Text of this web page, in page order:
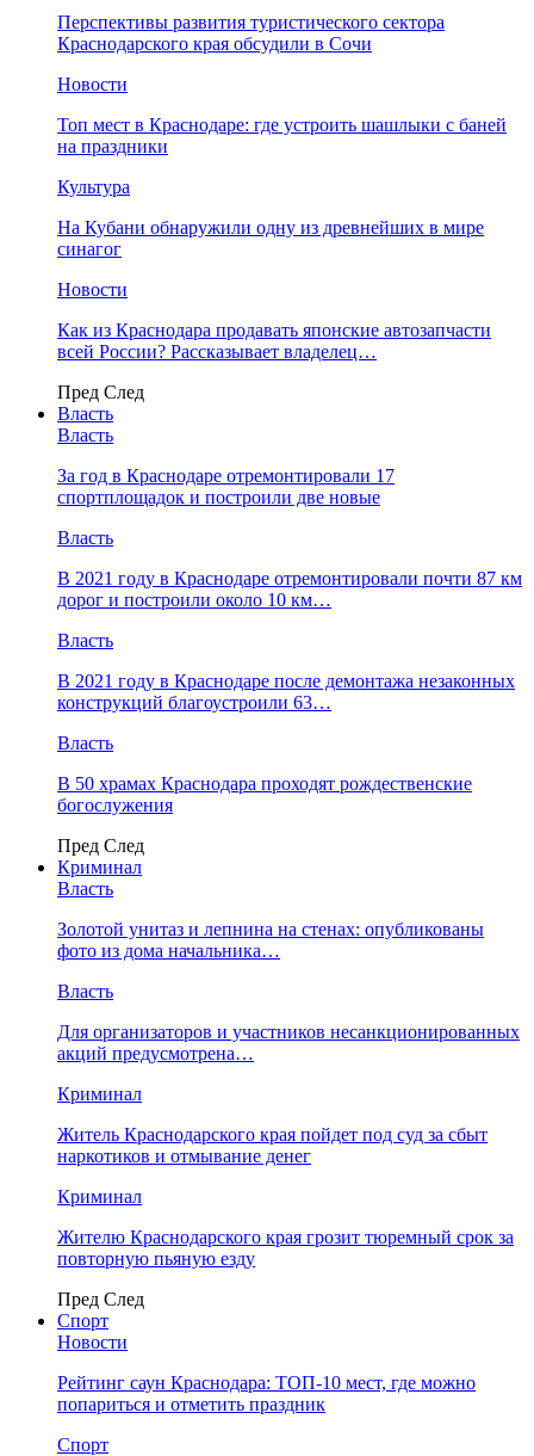
Перспективы развития туристического сектора
Краснодарского края обсудили в Сочи
Новости
Топ мест в Краснодаре: где устроить шашлыки с баней
на праздники
Культура
На Кубани обнаружили одну из древнейших в мире
синагог
Новости
Как из Краснодара продавать японские автозапчасти
всей России? Рассказывает владелец…
Пред След
Власть
Власть
За год в Краснодаре отремонтировали 17
спортплощадок и построили две новые
Власть
В 2021 году в Краснодаре отремонтировали почти 87 км
дорог и построили около 10 км…
Власть
В 2021 году в Краснодаре после демонтажа незаконных
конструкций благоустроили 63…
Власть
В 50 храмах Краснодара проходят рождественские
богослужения
Пред След
Криминал
Власть
​Золотой унитаз и лепнина на стенах: опубликованы
фото из дома начальника…
Власть
Для организаторов и участников несанкционированных
акций предусмотрена…
Криминал
Житель Краснодарского края пойдет под суд за сбыт
наркотиков и отмывание денег
Криминал
Жителю Краснодарского края грозит тюремный срок за
повторную пьяную езду
Пред След
Спорт
Новости
Рейтинг саун Краснодара: ТОП-10 мест, где можно
попариться и отметить праздник
Спорт